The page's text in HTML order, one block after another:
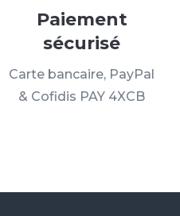
Paiement
sécurisé
Carte bancaire, PayPal
& Cofidis PAY 4XCB